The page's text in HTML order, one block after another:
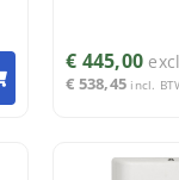
€ 445,00
€ 538,45 incl.